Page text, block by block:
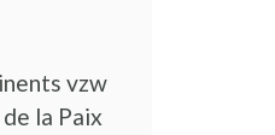
vzw
la Paix